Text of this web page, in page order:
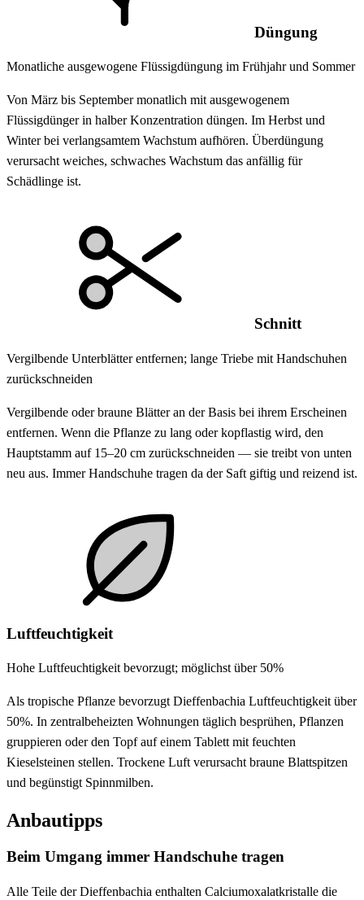
Düngung
Monatliche ausgewogene Flüssigdüngung im Frühjahr und Sommer
Von März bis September monatlich mit ausgewogenem
Flüssigdünger in halber Konzentration düngen. Im Herbst und
Winter bei verlangsamtem Wachstum aufhören. Überdüngung
verursacht weiches, schwaches Wachstum das anfällig für
Schädlinge ist.
Schnitt
Vergilbende Unterblätter entfernen; lange Triebe mit Handschuhen
zurückschneiden
Vergilbende oder braune Blätter an der Basis bei ihrem Erscheinen
entfernen. Wenn die Pflanze zu lang oder kopflastig wird, den
Hauptstamm auf 15–20 cm zurückschneiden — sie treibt von unten
neu aus. Immer Handschuhe tragen da der Saft giftig und reizend ist.
Luftfeuchtigkeit
Hohe Luftfeuchtigkeit bevorzugt; möglichst über 50%
Als tropische Pflanze bevorzugt Dieffenbachia Luftfeuchtigkeit über
50%. In zentralbeheizten Wohnungen täglich besprühen, Pflanzen
gruppieren oder den Topf auf einem Tablett mit feuchten
Kieselsteinen stellen. Trockene Luft verursacht braune Blattspitzen
und begünstigt Spinnmilben.
Anbautipps
Beim Umgang immer Handschuhe tragen
Alle Teile der Dieffenbachia enthalten Calciumoxalatkristalle die